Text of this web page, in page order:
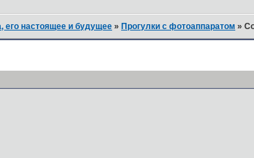
настоящее и будущее »Прогулки с фотоаппаратом »